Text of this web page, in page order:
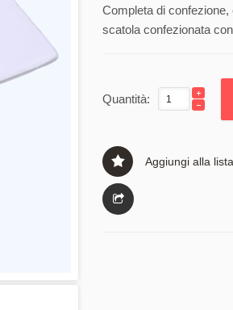
Completa di
scatola confezionata
Quantità:
Aggiungi alla